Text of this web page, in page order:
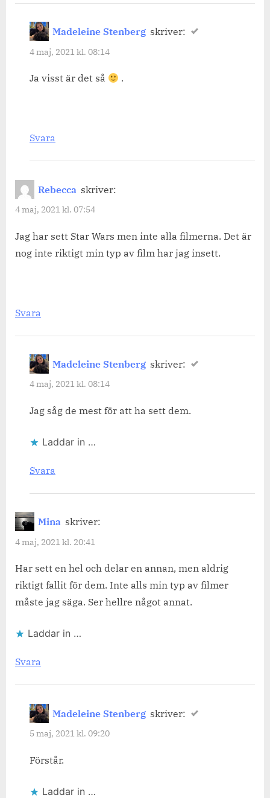
Madeleine Stenberg skriver:
4 maj, 2021 kl. 08:14
Ja visst är det så .
Svara
Rebecca skriver:
4 maj, 2021 kl. 07:54
Jag har sett Star Wars men inte alla filmerna. Det är
nog inte riktigt min typ av film har jag insett.
Svara
Madeleine Stenberg skriver:
4 maj, 2021 kl. 08:14
Jag såg de mest för att ha sett dem.
Laddar in …
Svara
Mina skriver:
4 maj, 2021 kl. 20:41
Har sett en hel och delar en annan, men aldrig
riktigt fallit för dem. Inte alls min typ av filmer
måste jag säga. Ser hellre något annat.
Laddar in …
Svara
Madeleine Stenberg skriver:
5 maj, 2021 kl. 09:20
Förstår.
Laddar in …